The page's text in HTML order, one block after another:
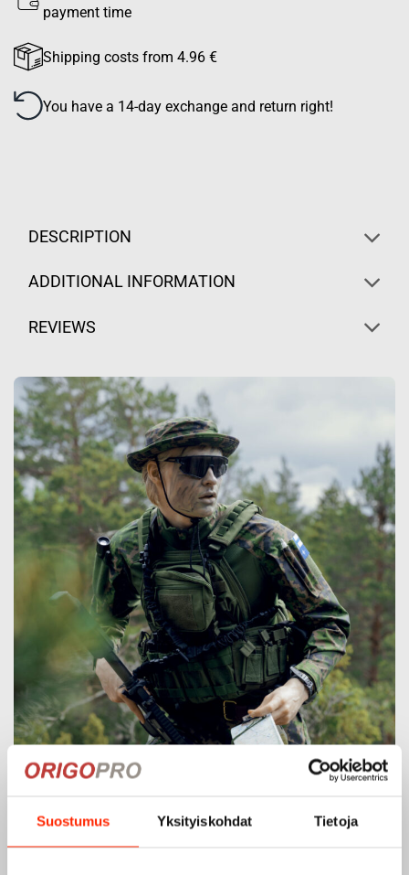
Suostumus Yksityiskohdat Tietoja
payment time
Shipping costs from 4.96 €
You have a 14-day exchange and return right!
DESCRIPTION
ADDITIONAL INFORMATION
REVIEWS